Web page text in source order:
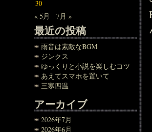
30
« 5月
7月 »
最近の投稿
雨音は素敵なBGM
ジンクス
ゆっくりと小説を楽しむコツ
あえてスマホを置いて
三寒四温
アーカイブ
2026年7月
2026年6月